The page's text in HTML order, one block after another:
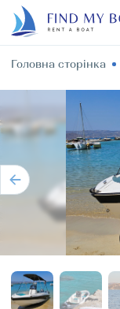
Головна сторінка